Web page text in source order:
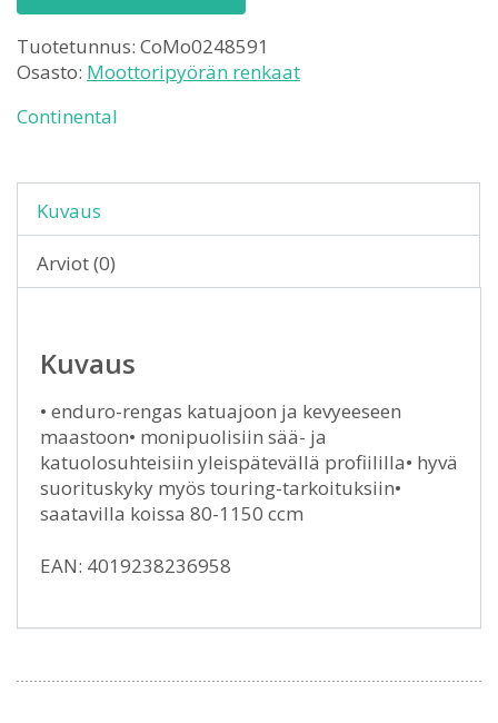
Tuotetunnus: CoMo0248591
Osasto: Moottoripyörän renkaat
Continental
Kuvaus
Arviot (0)
Kuvaus
• enduro-rengas katuajoon ja kevyeeseen
maastoon• monipuolisiin sää- ja
katuolosuhteisiin yleispätevällä profiililla• hyvä
suorituskyky myös touring-tarkoituksiin•
saatavilla koissa 80-1150 ccm
EAN: 4019238236958